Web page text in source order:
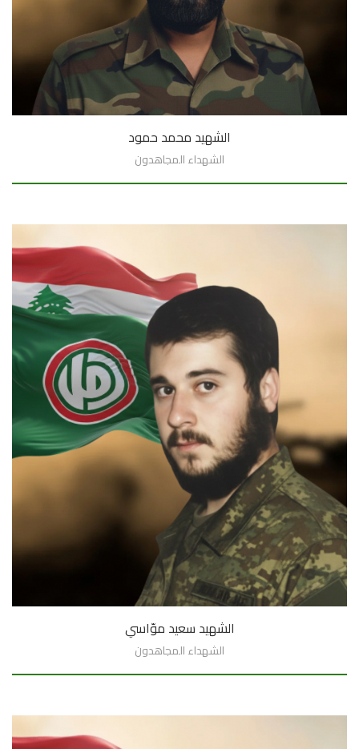
الشهيد محمد حمود
الشهداء المجاهدون
السيرة الذاتية
الشهيد سعيد موّاسي
الشهداء المجاهدون
السيرة الذاتية